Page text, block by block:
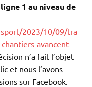
1 au niveau de
2023/10/09/tra
avancent-
n’a fait l’objet
et nous l’avons
sur Facebook.